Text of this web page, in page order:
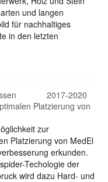
und langen
für nachhaltiges
in den letzten
2017-2020
Platzierung von
zur
Platzierung von MedEl
erkunden.
Techologie der
wird dazu Hard- und